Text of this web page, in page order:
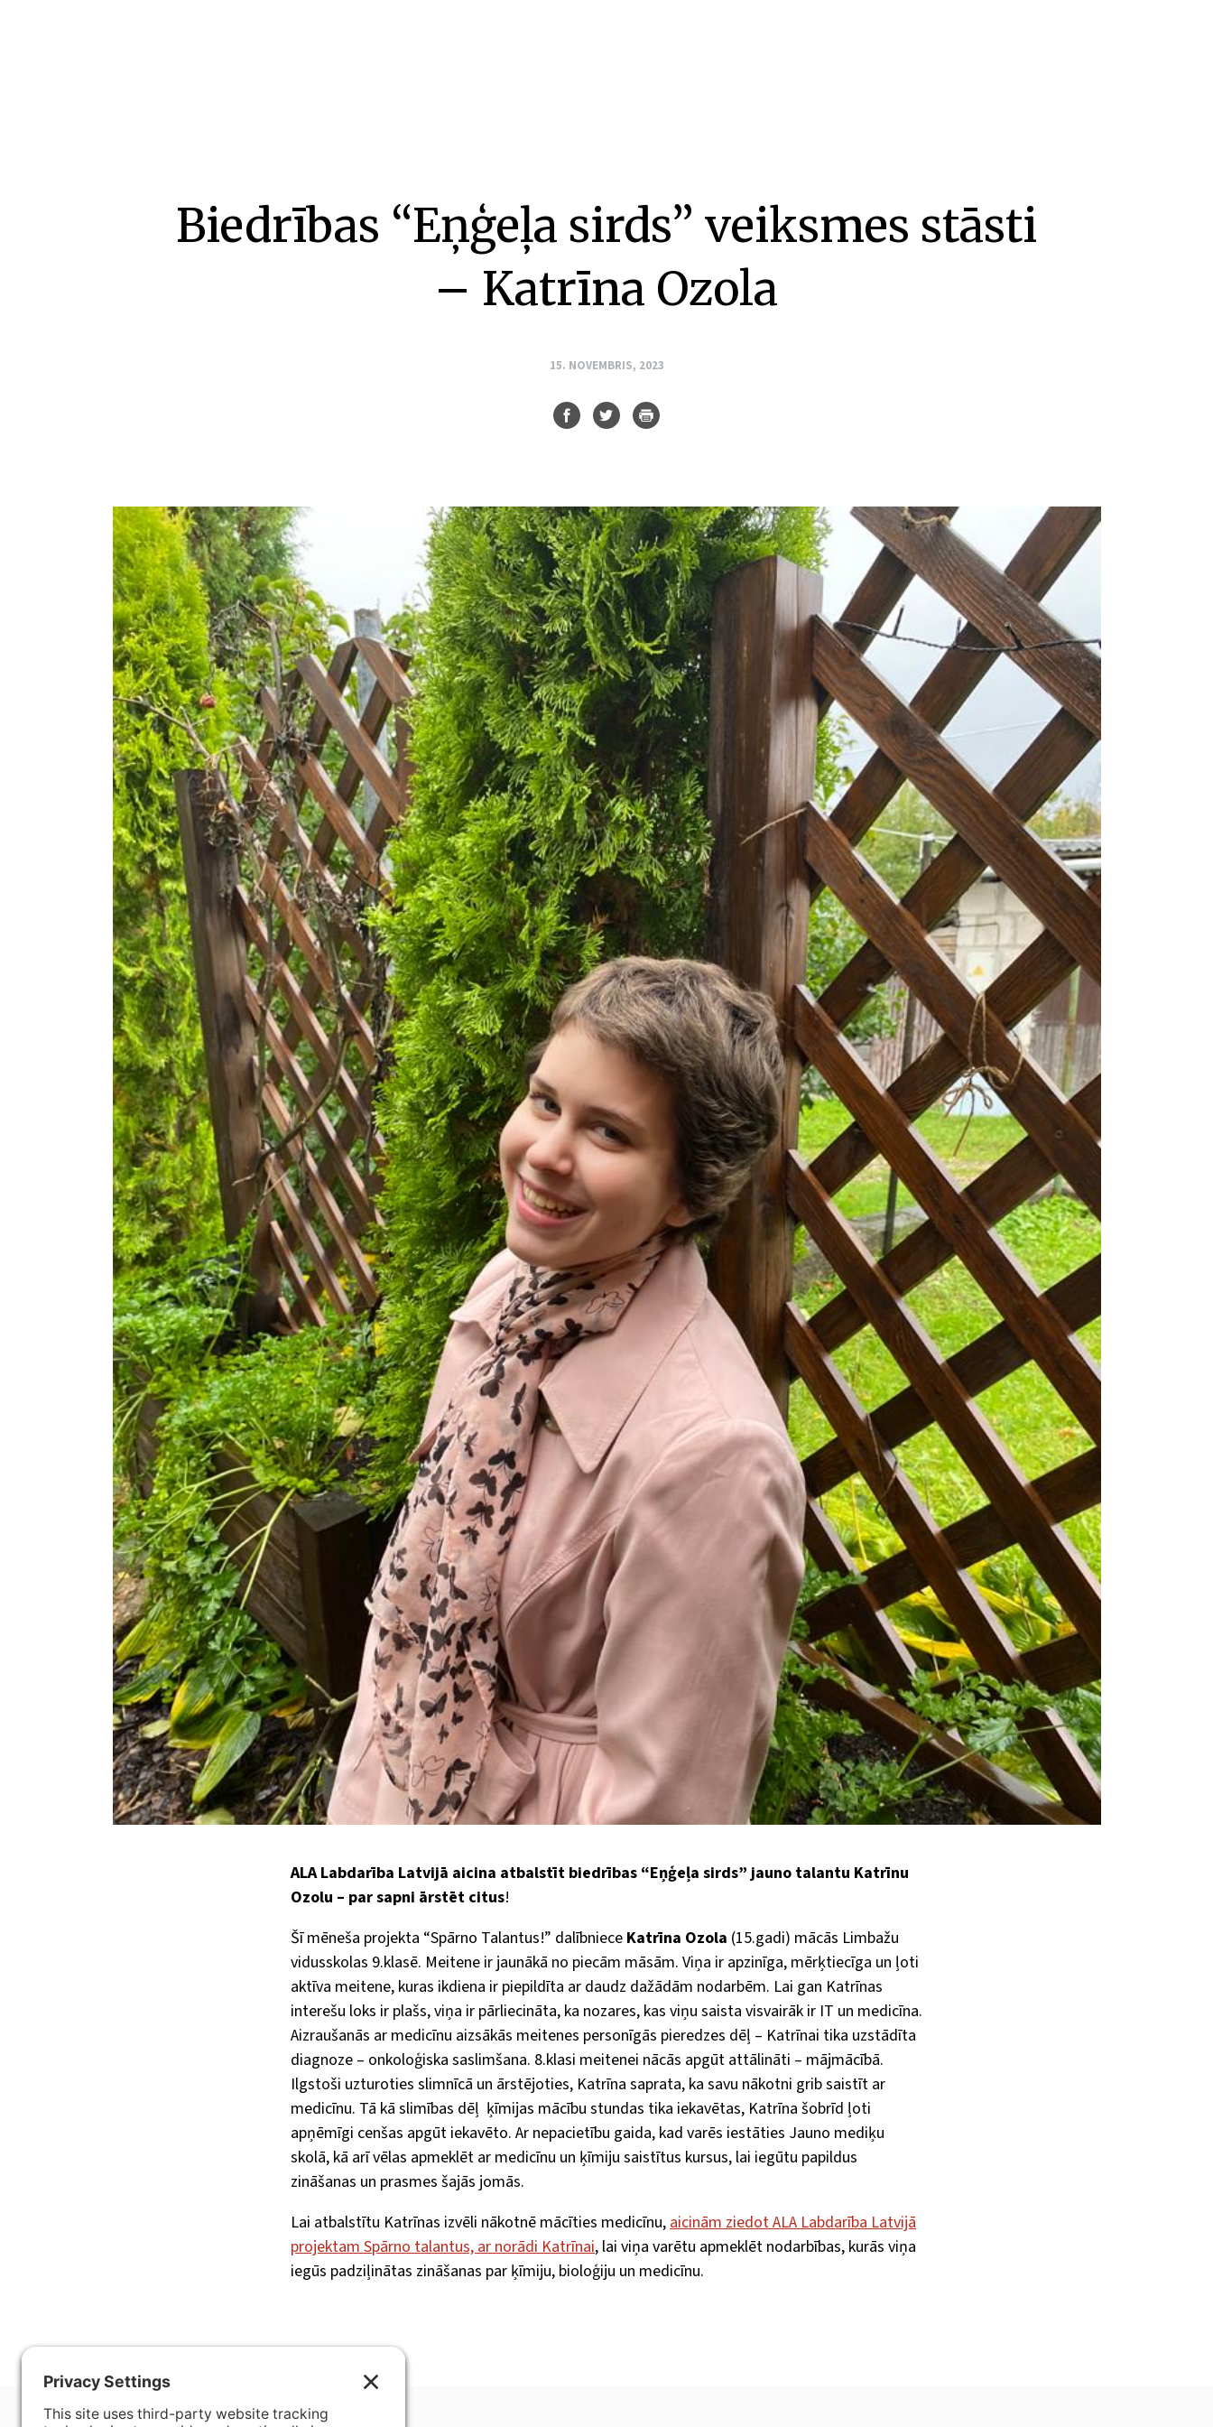
Biedrības “Eņģeļa sirds” veiksmes stāsti
– Katrīna Ozola
15. NOVEMBRIS, 2023
ALA Labdarība Latvijā aicina atbalstīt biedrības “Eņģeļa sirds” jauno talantu Katrīnu
Ozolu – par sapni ārstēt citus!
Šī mēneša projekta “Spārno Talantus!” dalībniece Katrīna Ozola (15.gadi) mācās Limbažu
vidusskolas 9.klasē. Meitene ir jaunākā no piecām māsām. Viņa ir apzinīga, mērķtiecīga un ļoti
aktīva meitene, kuras ikdiena ir piepildīta ar daudz dažādām nodarbēm. Lai gan Katrīnas
interešu loks ir plašs, viņa ir pārliecināta, ka nozares, kas viņu saista visvairāk ir IT un medicīna.
Aizraušanās ar medicīnu aizsākās meitenes personīgās pieredzes dēļ – Katrīnai tika uzstādīta
diagnoze – onkoloģiska saslimšana. 8.klasi meitenei nācās apgūt attālināti – mājmācībā.
Ilgstoši uzturoties slimnīcā un ārstējoties, Katrīna saprata, ka savu nākotni grib saistīt ar
medicīnu. Tā kā slimības dēļ ķīmijas mācību stundas tika iekavētas, Katrīna šobrīd ļoti
apņēmīgi cenšas apgūt iekavēto. Ar nepacietību gaida, kad varēs iestāties Jauno mediķu
skolā, kā arī vēlas apmeklēt ar medicīnu un ķīmiju saistītus kursus, lai iegūtu papildus
zināšanas un prasmes šajās jomās.
Lai atbalstītu Katrīnas izvēli nākotnē mācīties medicīnu,aicinām ziedot ALA Labdarība Latvijā
projektam Spārno talantus, ar norādi Katrīnai, lai viņa varētu apmeklēt nodarbības, kurās viņa
iegūs padziļinātas zināšanas par ķīmiju, bioloģiju un medicīnu.